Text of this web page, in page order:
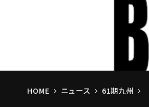
HOME ニュース 61期九州